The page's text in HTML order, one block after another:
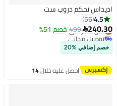
4
اديداس تحكم دروب ست
4.5
56
240.30
499 خصم 51%
أقل سعر في السنة
توصيل مجاني
أقل سعر في السنة
خصم إضافي %20
احصل عليه خلال14